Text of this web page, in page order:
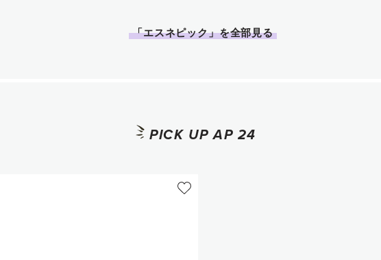
カートに追加「エスネピック」を全部見る
PICK UP AP 24